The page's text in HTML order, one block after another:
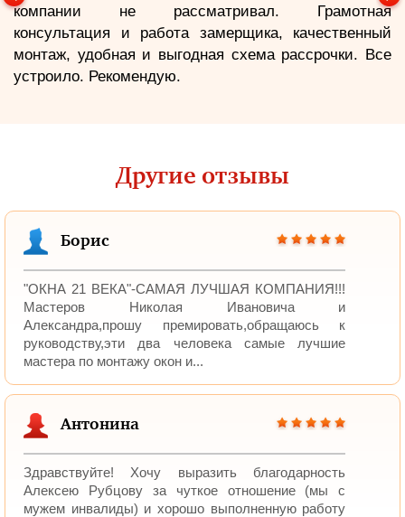
компании не рассматривал. Грамотная
консультация и работа замерщика, качественный
монтаж, удобная и выгодная схема рассрочки. Все
устроило. Рекомендую.
Другие отзывы
Борис
"ОКНА 21 ВЕКА"-САМАЯ ЛУЧШАЯ КОМПАНИЯ!!!
Мастеров Николая Ивановича и
Александра,прошу премировать,обращаюсь к
руководству,эти два человека самые лучшие
мастера по монтажу окон и...
Антонина
Здравствуйте! Хочу выразить благодарность
Алексею Рубцову за чуткое отношение (мы с
мужем инвалиды) и хорошо выполненную работу